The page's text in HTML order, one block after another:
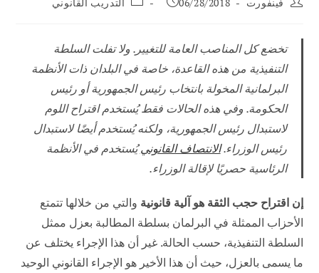
تخضع كل المناصب العامة للتغيير. ولا تفلت السلطة
التنفيذية من هذه القاعدة، خاصة في البلدان ذات الأنظمة
البرلمانية المخولة بانتخاب رئيس الجمهورية أو رئيس
الحكومة. وفي هذه الحالات فقط يُستخدم اقتراح اللوم
لاستبدال رئيس الجمهورية، ولكنه يُستخدم أيضًا لاستبدال
رئيس الوزراء.الانتصاف القانونييُستخدم في الأنظمة
الرئاسية حصريًا لإقالة الوزراء.
إن اقتراح حجب الثقة هو آلية قانونية والتي من خلالها تتمتع
الأحزاب الممثلة في البرلمان بسلطة المطالبة بعزل ممثل
السلطة التنفيذية، حسب الحالة. غير أن هذا الإجراء يختلف عن
ما يسمى بالعزل، حيث أن هذا الأخير هو الإجراء القانوني الوحيد